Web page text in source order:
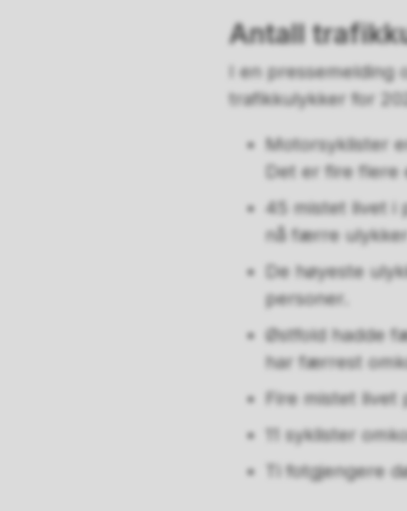
Antall
I en
trafikkulykker for
Motorsyklister
Det er fire flere
45 mistet livet i
nå færre
De høyeste
personer.
Østfold hadde
har færrest
Fire mistet livet
11 syklister
Ti fotgjengere